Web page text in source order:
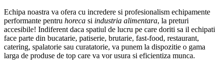
Echipa noastra va ofera cu incredere si profesionalism echipamente
performante pentru horeca si industria alimentara, la preturi
accesibile! Indiferent daca spatiul de lucru pe care doriti sa il echipati
face parte din bucatarie, patiserie, brutarie, fast-food, restaurant,
catering, spalatorie sau curatatorie, va punem la dispozitie o gama
larga de produse de top care va vor usura si eficientiza munca.